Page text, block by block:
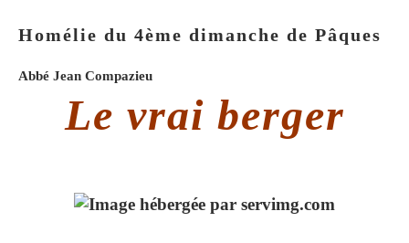
Homélie du 4ème dimanche de Pâques
Abbé Jean Compazieu
Le vrai berger